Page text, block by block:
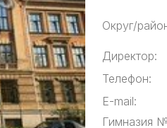
Округ/
Директор:
Телефон:
E-mail:
Гимназия